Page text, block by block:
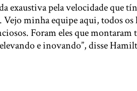
exaustiva pela velocidade que
Vejo minha equipe aqui, todos
Foram eles que
e inovando”, disse